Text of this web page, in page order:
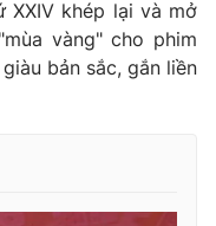
XXIV khép lại và mở
vàng" cho phim
bản sắc, gắn liền